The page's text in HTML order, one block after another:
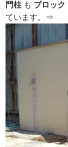
門柱 も ブロック
ています。⇒